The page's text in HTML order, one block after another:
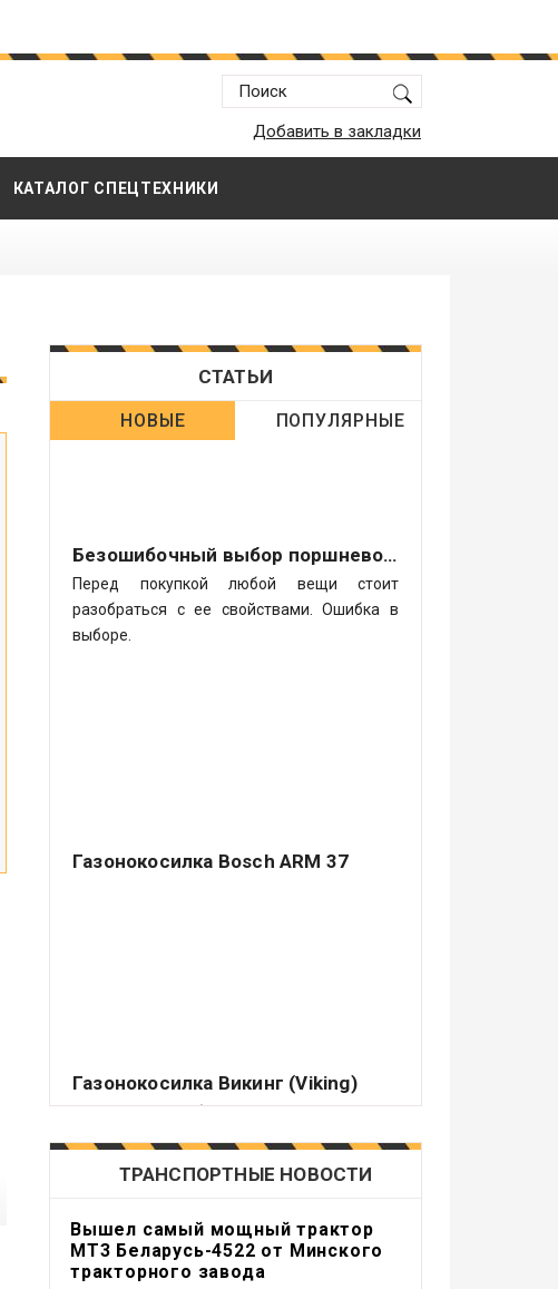
Добавить в закладки
КАТАЛОГ СПЕЦТЕХНИКИ
СТАТЬИ
НОВЫЕ ПОПУЛЯРНЫЕ
Безошибочный выбор поршневого компрессора
Перед покупкой любой вещи стоит
разобраться с ее свойствами. Ошибка в
выборе.
Газонокосилка Bosch ARM 37
Газонокосилка Викинг (Viking)
Подавляющее большинство владельцев
ТРАНСПОРТНЫЕ НОВОСТИ
Вышел самый мощный трактор
МТ3 Беларусь-4522 от Минского
тракторного завода